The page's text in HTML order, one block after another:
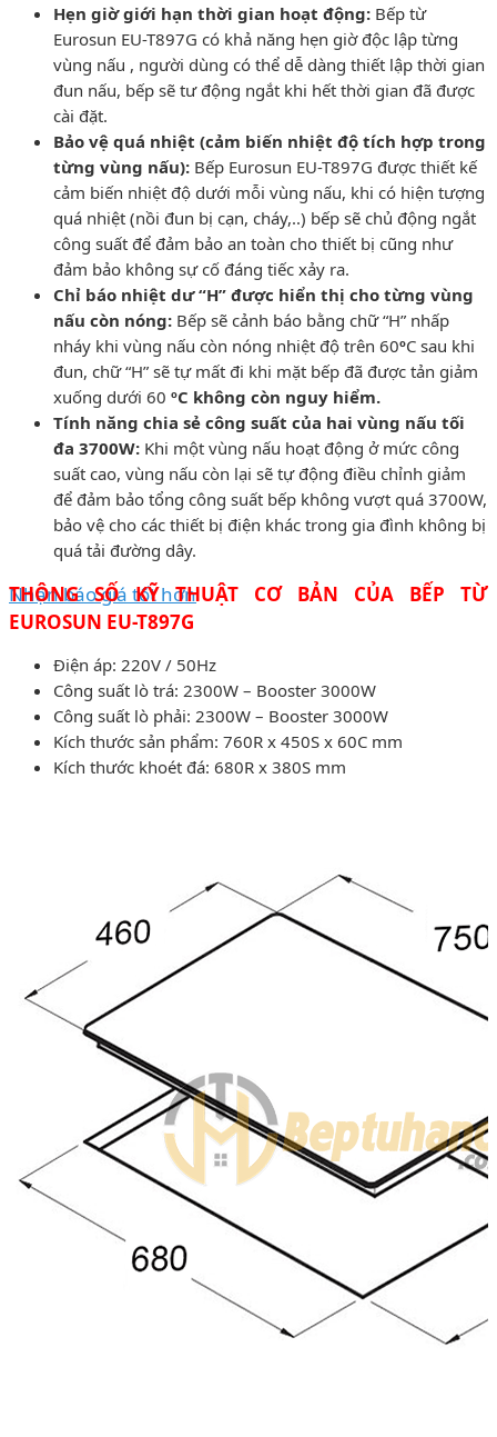
Hẹn giờ giới hạn thời gian hoạt động: Bếp từ
Eurosun EU-T897G có khả năng hẹn giờ độc lập từng
vùng nấu , người dùng có thể dễ dàng thiết lập thời gian
đun nấu, bếp sẽ tư động ngắt khi hết thời gian đã được
cài đặt.
Bảo vệ quá nhiệt (cảm biến nhiệt độ tích hợp trong
từng vùng nấu): Bếp Eurosun EU-T897G được thiết kế
cảm biến nhiệt độ dưới mỗi vùng nấu, khi có hiện tượng
quá nhiệt (nồi đun bị cạn, cháy,..) bếp sẽ chủ động ngắt
công suất để đảm bảo an toàn cho thiết bị cũng như
đảm bảo không sự cố đáng tiếc xảy ra.
Chỉ báo nhiệt dư “H” được hiển thị cho từng vùng
nấu còn nóng: Bếp sẽ cảnh báo bằng chữ “H” nhấp
nháy khi vùng nấu còn nóng nhiệt độ trên 60ºC sau khi
đun, chữ “H” sẽ tự mất đi khi mặt bếp đã được tản giảm
xuống dưới 60 ºC không còn nguy hiểm.
Tính năng chia sẻ công suất của hai vùng nấu tối
đa 3700W: Khi một vùng nấu hoạt động ở mức công
suất cao, vùng nấu còn lại sẽ tự động điều chỉnh giảm
để đảm bảo tổng công suất bếp không vượt quá 3700W,
bảo vệ cho các thiết bị điện khác trong gia đình không bị
quá tải đường dây.
Nhận báo giá tốt hơn
THÔNG SỐ KỸ THUẬT CƠ BẢN CỦA BẾP TỪ
EUROSUN EU-T897G
Điện áp: 220V / 50Hz
Công suất lò trá: 2300W – Booster 3000W
Công suất lò phải: 2300W – Booster 3000W
Kích thước sản phẩm: 760R x 450S x 60C mm
Kích thước khoét đá: 680R x 380S mm